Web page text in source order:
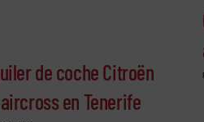
de coche Citroën
en Tenerife